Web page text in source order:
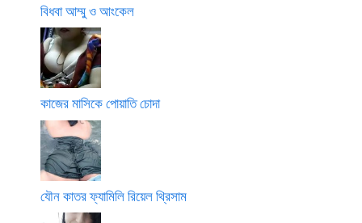
বিধবা আম্মু ও আংকেল
কাজের মাসিকে পোয়াতি চোদা
যৌন কাতর ফ্যামিলি রিয়েল থ্রিসাম